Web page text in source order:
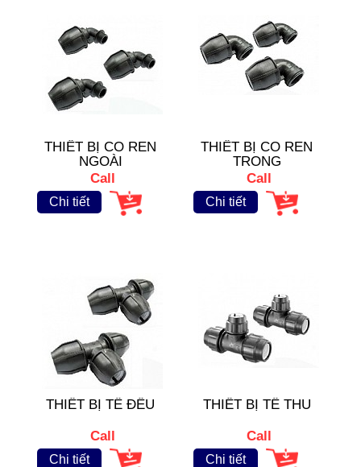
THIẾT BỊ CO REN
NGOÀI
Call
Chi tiết
THIẾT BỊ CO REN
TRONG
Call
Chi tiết
THIẾT BỊ TÊ ĐỀU
Call
Chi tiết
THIẾT BỊ TÊ THU
Call
Chi tiết